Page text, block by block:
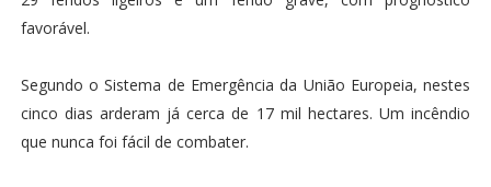
favorável.
Segundo o Sistema de Emergência da União Europeia, nestes
cinco dias arderam já cerca de 17 mil hectares. Um incêndio
que nunca foi fácil de combater.